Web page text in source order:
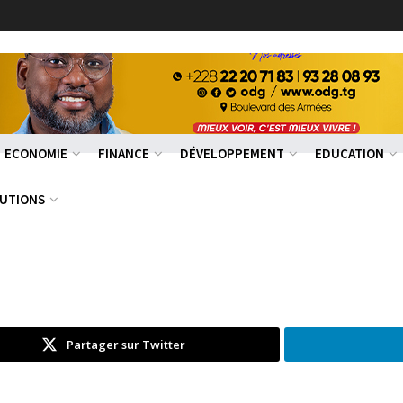
ECONOMIE FINANCE DÉVELOPPEMENT EDUCATION
Partager sur Twitter